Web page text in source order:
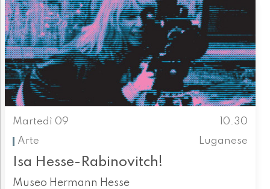
Martedì 09
10.30
Arte
Luganese
Isa Hesse-Rabinovitch!
Museo Hermann Hesse